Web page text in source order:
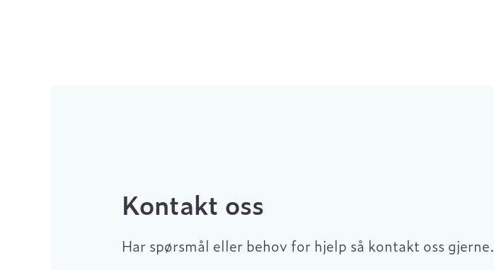
Kontakt oss
Har spørsmål eller behov for hjelp så kontakt oss gjerne.